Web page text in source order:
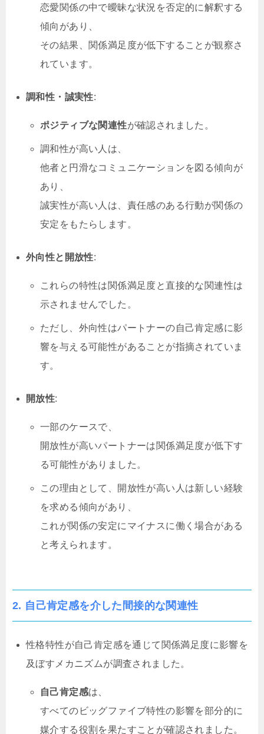
恋愛関係の中で曖昧な状況を否定的に解釈する
傾向があり、
その結果、関係満足度が低下することが観察さ
れています。
調和性・誠実性:
ポジティブな関連性が確認されました。
調和性が高い人は、
他者と円滑なコミュニケーションを図る傾向が
あり、
誠実性が高い人は、責任感のある行動が関係の
安定をもたらします。
外向性と開放性:
これらの特性は関係満足度と直接的な関連性は
示されませんでした。
ただし、外向性はパートナーの自己肯定感に影
響を与える可能性があることが指摘されていま
す。
開放性:
一部のケースで、
開放性が高いパートナーは関係満足度が低下す
る可能性がありました。
この理由として、開放性が高い人は新しい経験
を求める傾向があり、
これが関係の安定にマイナスに働く場合がある
と考えられます。
2. 自己肯定感を介した間接的な関連性
性格特性が自己肯定感を通じて関係満足度に影響を
及ぼすメカニズムが調査されました。
自己肯定感は、
すべてのビッグファイブ特性の影響を部分的に
媒介する役割を果たすことが確認されました。